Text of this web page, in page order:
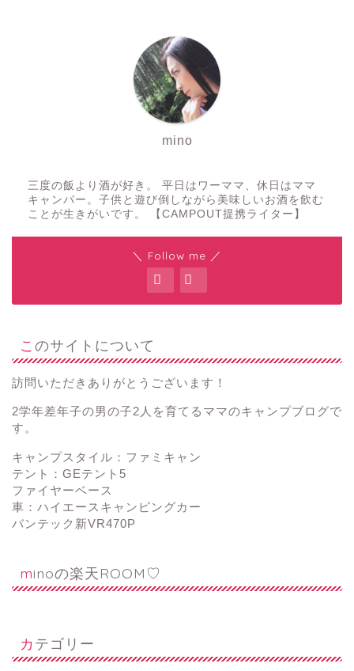
mino
三度の飯より酒が好き。 平日はワーママ、休日はママ
キャンパー。子供と遊び倒しながら美味しいお酒を飲む
ことが生きがいです。 【CAMPOUT提携ライター】
＼ Follow me ／
このサイトについて
訪問いただきありがとうございます！
2学年差年子の男の子2人を育てるママのキャンプブログで
す。
キャンプスタイル：ファミキャン
テント：GEテント5
ファイヤーベース
車：ハイエースキャンピングカー
バンテック新VR470P
minoの楽天ROOM♡
カテゴリー